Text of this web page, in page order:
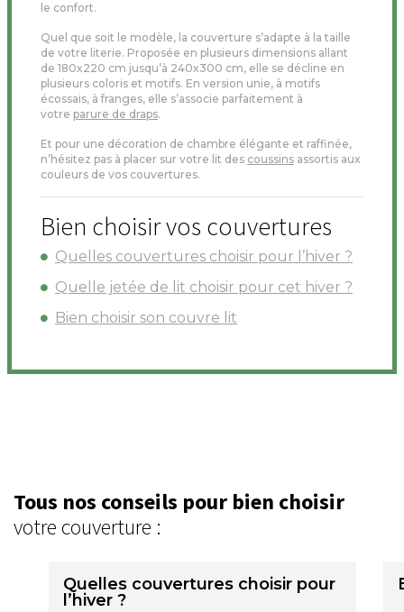
le confort.
Quel que soit le modèle, la couverture s’adapte à la taille
de votre literie. Proposée en plusieurs dimensions allant
de 180x220 cm jusqu’à 240x300 cm, elle se décline en
plusieurs coloris et motifs. En version unie, à motifs
écossais, à franges, elle s’associe parfaitement à
votre parure de draps.
Et pour une décoration de chambre élégante et raffinée,
n’hésitez pas à placer sur votre lit des coussins assortis aux
couleurs de vos couvertures.
Bien choisir vos couvertures
Quelles couvertures choisir pour l’hiver ?
Quelle jetée de lit choisir pour cet hiver ?
Bien choisir son couvre lit
Tous nos conseils pour bien choisir
votre couverture :
Quelles couvertures choisir pour
l’hiver ?